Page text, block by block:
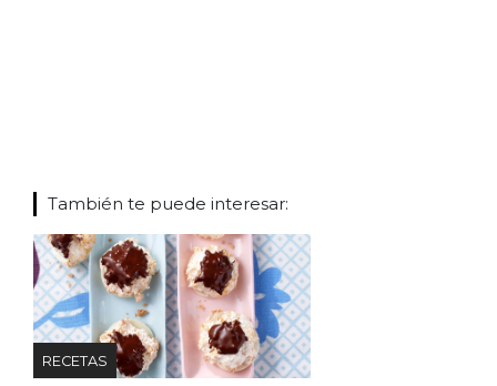
También te puede interesar:
RECETAS